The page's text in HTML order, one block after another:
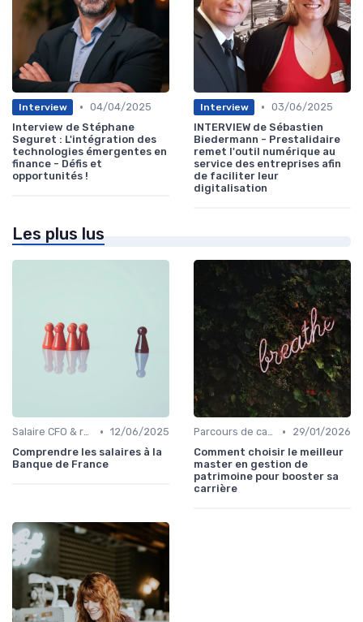
Interview • 04/04/2025
Interview de Stéphane
Seguret : L'intégration des
technologies émergentes en
finance - Défis et
opportunités !
Interview • 03/06/2025
INTERVIEW de Sébastien
Biedermann - Prestalidaire
remet l'outil numérique au
service des entreprises afin
de faciliter leur
digitalisation
Les plus lus
Salaire CFO & rémunération variable • 12/06/2025
Comprendre les salaires à la
Banque de France
Parcours de carrière en finance •
29/01/2026
Comment choisir le meilleur
master en gestion de
patrimoine pour booster sa
carrière